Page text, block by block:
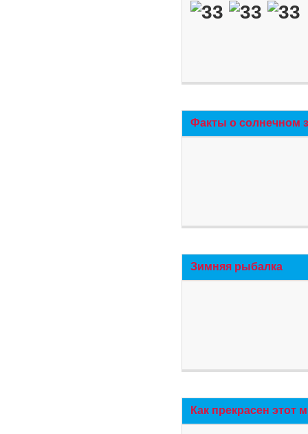
Факты о солнечном
Зимняя рыбалка
Как прекрасен этот